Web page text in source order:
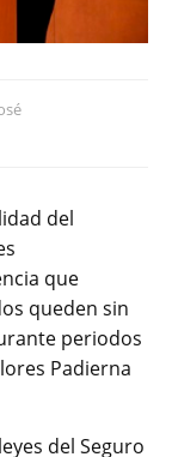
del
que
queden sin
periodos
Padierna
del Seguro